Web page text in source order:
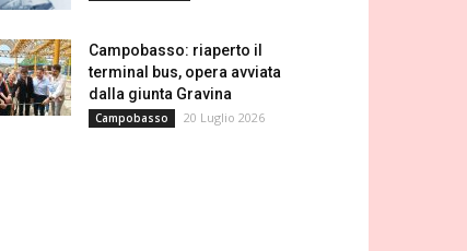
Campobasso: riaperto il
terminal bus, opera avviata
dalla giunta Gravina
Campobasso 20 Luglio 2026